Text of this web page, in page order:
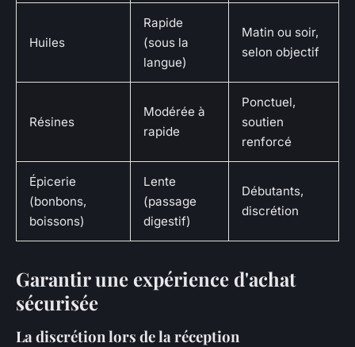
Huiles
Rapide
(sous la
langue)
Matin ou soir,
selon objectif
Résines
Modérée à
rapide
Ponctuel,
soutien
renforcé
Épicerie
(bonbons,
boissons)
Lente
(passage
digestif)
Débutants,
discrétion
Garantir une expérience d'achat
sécurisée
La discrétion lors de la réception